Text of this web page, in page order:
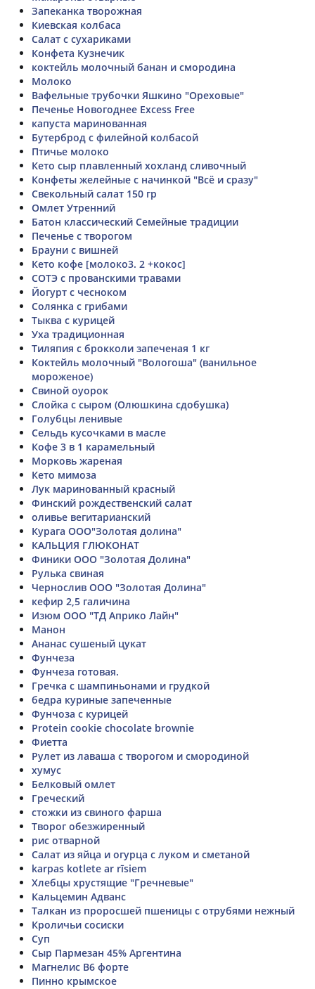
Запеканка творожная
Киевская колбаса
Салат с сухариками
Конфета Кузнечик
коктейль молочный банан и смородина
Молоко
Вафельные трубочки Яшкино "Ореховые"
Печенье Новогоднее Excess Free
капуста маринованная
Бутерброд с филейной колбасой
Птичье молоко
Кето сыр плавленный хохланд сливочный
Конфеты желейные с начинкой "Всё и сразу"
Свекольный салат 150 гр
Омлет Утренний
Батон классический Семейные традиции
Печенье с творогом
Брауни с вишней
Кето кофе [молоко3. 2 +кокос]
СОТЭ с прованскими травами
Йогурт с чесноком
Солянка с грибами
Тыква с курицей
Уха традиционная
Тиляпия с брокколи запеченая 1 кг
Коктейль молочный "Вологоша" (ванильное
мороженое)
Свиной оуорок
Слойка с сыром (Олюшкина сдобушка)
Голубцы ленивые
Сельдь кусочками в масле
Кофе 3 в 1 карамельный
Морковь жареная
Кето мимоза
Лук маринованный красный
Финский рождественский салат
оливье вегитарианский
Курага ООО"Золотая долина"
КАЛЬЦИЯ ГЛЮКОНАТ
Финики ООО "Золотая Долина"
Рулька свиная
Чернослив ООО "Золотая Долина"
кефир 2,5 галичина
Изюм ООО "ТД Априко Лайн"
Манон
Ананас сушеный цукат
Фунчеза
Фунчеза готовая.
Гречка с шампиньонами и грудкой
бедра куриные запеченные
Фунчоза с курицей
Protein cookie chocolate brownie
Фиетта
Рулет из лаваша с творогом и смородиной
хумус
Белковый омлет
Греческий
стожки из свиного фарша
Творог обезжиренный
рис отварной
Салат из яйца и огурца с луком и сметаной
karpas kotlete ar rīsiem
Хлебцы хрустящие "Гречневые"
Кальцемин Адванс
Талкан из проросшей пшеницы с отрубями нежный
Кроличьи сосиски
Суп
Сыр Пармезан 45% Аргентина
Магнелис B6 форте
Пинно крымское